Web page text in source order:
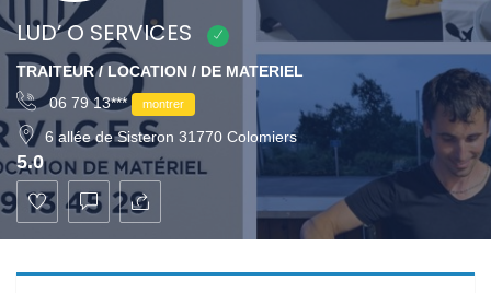
LUD’ O SERVICES
TRAITEUR / LOCATION / DE MATERIEL
06 79 13***
montrer
6 allée de Sisteron 31770 Colomiers
5.0